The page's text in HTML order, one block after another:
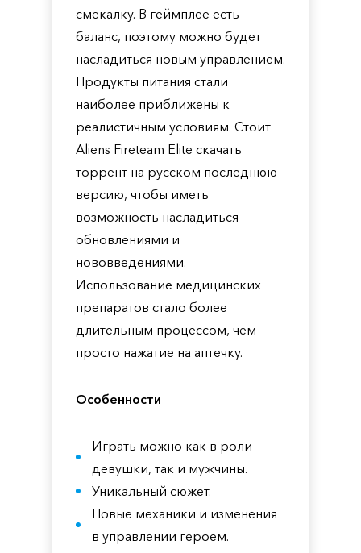
смекалку. В геймплее есть
баланс, поэтому можно будет
насладиться новым управлением.
Продукты питания стали
наиболее приближены к
реалистичным условиям. Стоит
Aliens Fireteam Elite скачать
торрент на русском последнюю
версию, чтобы иметь
возможность насладиться
обновлениями и
нововведениями.
Использование медицинских
препаратов стало более
длительным процессом, чем
просто нажатие на аптечку.
Особенности
Играть можно как в роли
девушки, так и мужчины.
Уникальный сюжет.
Новые механики и изменения
в управлении героем.